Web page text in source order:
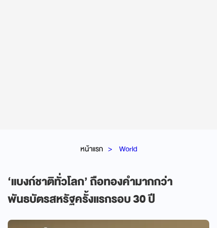
หน้าแรก World
‘แบงก์ชาติทั่วโลก’ ถือทองคำมากกว่า
พันธบัตรสหรัฐครั้งแรกรอบ 30 ปี